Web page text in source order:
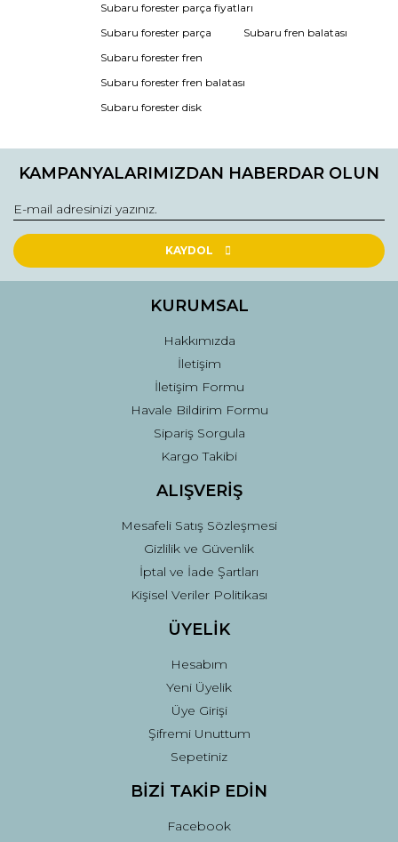
Subaru forester parça fiyatları
Subaru forester parça
Subaru fren balatası
Subaru forester fren
Subaru forester fren balatası
Subaru forester disk
KAMPANYALARIMIZDAN HABERDAR OLUN
KAYDOL
KURUMSAL
Hakkımızda
İletişim
İletişim Formu
Havale Bildirim Formu
Sipariş Sorgula
Kargo Takibi
ALIŞVERİŞ
Mesafeli Satış Sözleşmesi
Gizlilik ve Güvenlik
İptal ve İade Şartları
Kişisel Veriler Politikası
ÜYELİK
Hesabım
Yeni Üyelik
Üye Girişi
Şifremi Unuttum
Sepetiniz
BİZİ TAKİP EDİN
Facebook